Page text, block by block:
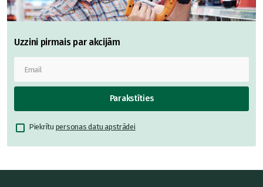
Uzzini pirmais par akcijām
Parakstīties
Piekrītu personas datu apstrādei